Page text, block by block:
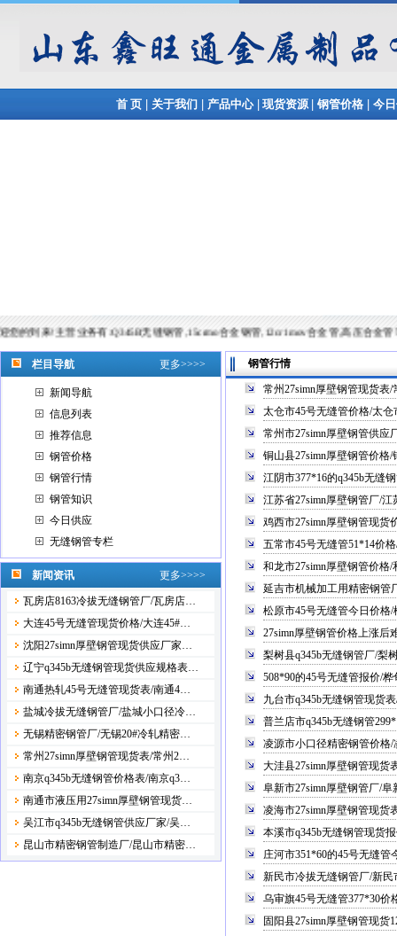
首 页 | 关于我们 | 产品中心| 现货资源 | 钢管价格 | 今
的到来!主营业务有:Q345B无缝钢管,15crmo合金钢管,12cr1mov合金管,高压合金管
栏目导航 更多>>>>
新闻导航
信息列表
推荐信息
钢管价格
钢管行情
钢管知识
今日供应
无缝钢管专栏
新闻资讯 更多>>>>
瓦房店8163冷拔无缝钢管厂/瓦房店…
大连45号无缝管现货价格/大连45#…
沈阳27simn厚壁钢管现货供应厂家…
辽宁q345b无缝钢管现货供应规格表…
南通热轧45号无缝管现货表/南通4…
盐城冷拔无缝钢管厂/盐城小口径冷…
无锡精密钢管厂/无锡20#冷轧精密…
常州27simn厚壁钢管现货表/常州2…
南京q345b无缝钢管价格表/南京q3…
南通市液压用27simn厚壁钢管现货…
吴江市q345b无缝钢管供应厂家/吴…
昆山市精密钢管制造厂/昆山市精密…
钢管行情
常州27simn厚壁钢管现货表
太仓市45号无缝管价格/太
常州市27simn厚壁钢管供应
铜山县27simn厚壁钢管价格
江阴市377*16的q345b无缝
江苏省27simn厚壁钢管厂/
鸡西市27simn厚壁钢管现货
五常市45号无缝管51*14价
和龙市27simn厚壁钢管价格
延吉市机械加工用精密钢管
松原市45号无缝管今日价格
27simn厚壁钢管价格上涨后
梨树县q345b无缝钢管厂/梨
508*90的45号无缝管报价/
九台市q345b无缝钢管现货
普兰店市q345b无缝钢管
凌源市小口径精密钢管价格
大洼县27simn厚壁钢管现货
阜新市27simn厚壁钢管厂/
凌海市27simn厚壁钢管现货
本溪市q345b无缝钢管现货
庄河市351*60的45号无缝管
新民市冷拔无缝钢管厂/新
乌审旗45号无缝管377*30价
固阳县27simn厚壁钢管现货